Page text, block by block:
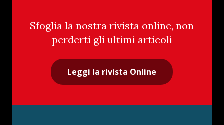
Sfoglia la nostra rivista online, non
perderti gli ultimi articoli
Leggi la rivista Online